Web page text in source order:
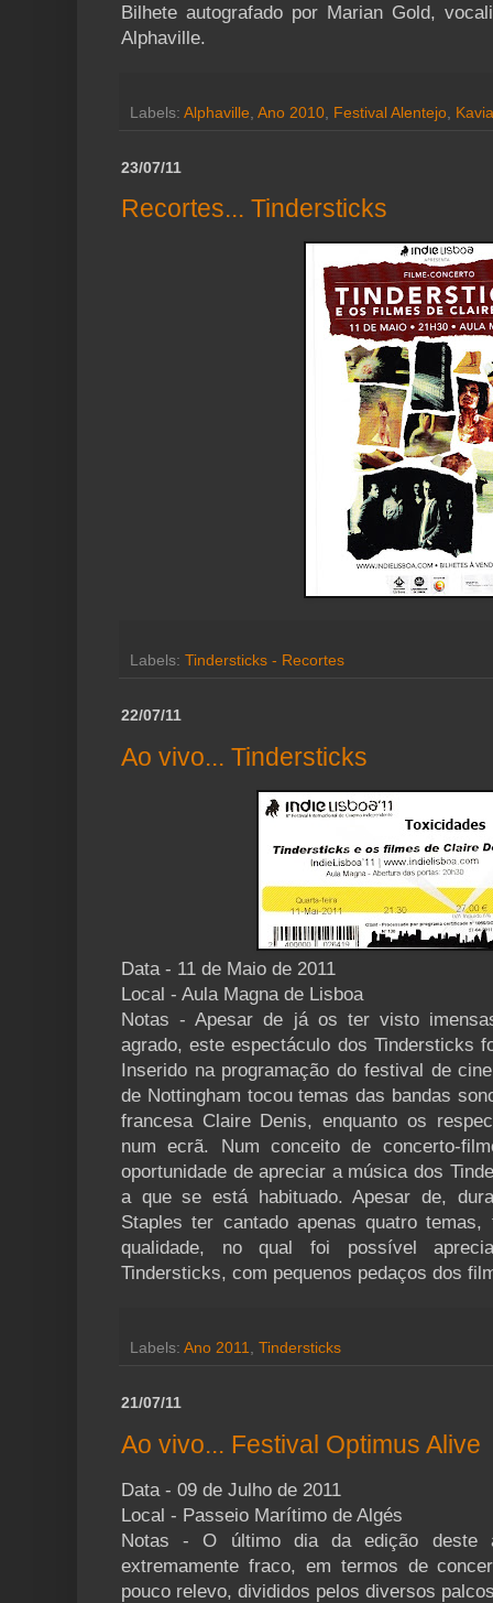
Bilhete autografado por Marian Gold,
Alphaville.
Labels: Alphaville Ano 2010 Festival Alentejo
23/07/11
Recortes... Tindersticks
Labels: Tindersticks - Recortes
22/07/11
Ao vivo... Tindersticks
Data - 11 de Maio de 2011
Local - Aula Magna de Lisboa
Notas - Apesar de já os ter visto
agrado, este espectáculo dos Tindersticks
Inserido na programação do festival de
de Nottingham tocou temas das bandas
francesa Claire Denis, enquanto os
num ecrã. Num conceito de concerto-
oportunidade de apreciar a música dos
a que se está habituado. Apesar de,
Staples ter cantado apenas quatro
qualidade, no qual foi possível
Tindersticks, com pequenos pedaços dos
Labels: Ano 2011, Tindersticks
21/07/11
Ao vivo... Festival Optimus Alive
Data - 09 de Julho de 2011
Local - Passeio Marítimo de Algés
Notas - O último dia da edição deste
extremamente fraco, em termos de
pouco relevo, divididos pelos diversos